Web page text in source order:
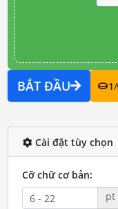
BẮT ĐẦU 1/
Cài đặt tùy chọn
Cỡ chữ cơ bản:
pt